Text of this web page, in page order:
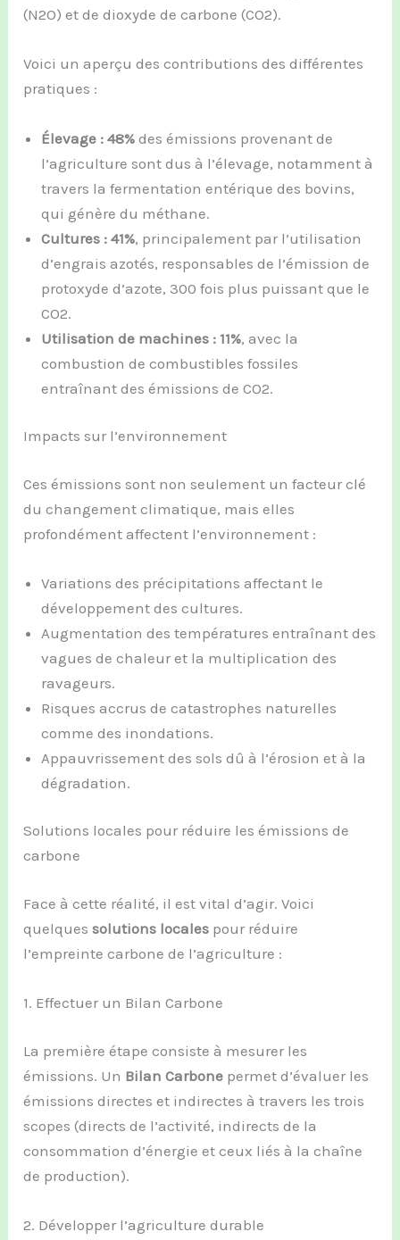
(N2O) et de dioxyde de carbone (CO2).
Voici un aperçu des contributions des différentes
pratiques :
Élevage : 48% des émissions provenant de
l’agriculture sont dus à l’élevage, notamment à
travers la fermentation entérique des bovins,
qui génère du méthane.
Cultures : 41%, principalement par l’utilisation
d’engrais azotés, responsables de l’émission de
protoxyde d’azote, 300 fois plus puissant que le
CO2.
Utilisation de machines : 11%, avec la
combustion de combustibles fossiles
entraînant des émissions de CO2.
Impacts sur l’environnement
Ces émissions sont non seulement un facteur clé
du changement climatique, mais elles
profondément affectent l’environnement :
Variations des précipitations affectant le
développement des cultures.
Augmentation des températures entraînant des
vagues de chaleur et la multiplication des
ravageurs.
Risques accrus de catastrophes naturelles
comme des inondations.
Appauvrissement des sols dû à l’érosion et à la
dégradation.
Solutions locales pour réduire les émissions de
carbone
Face à cette réalité, il est vital d’agir. Voici
quelquessolutions locales pour réduire
l’empreinte carbone de l’agriculture :
1. Effectuer un Bilan Carbone
La première étape consiste à mesurer les
émissions. Un Bilan Carbone permet d’évaluer les
émissions directes et indirectes à travers les trois
scopes (directs de l’activité, indirects de la
consommation d’énergie et ceux liés à la chaîne
de production).
2. Développer l’agriculture durable